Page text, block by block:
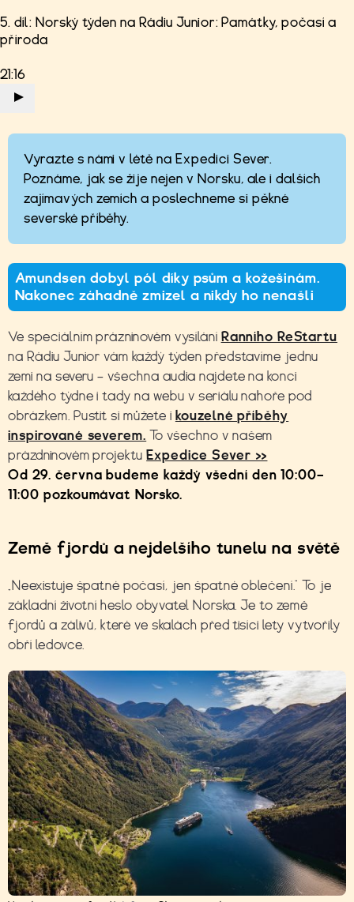
5. díl: Norský týden na Rádiu Junior: Památky, počasí a
příroda
21:16
Vyrazte s námi v létě na Expedici Sever.
Poznáme, jak se žije nejen v Norsku, ale i dalších
zajímavých zemích a poslechneme si pěkné
severské příběhy.
Amundsen dobyl pól díky psům a kožešinám.
Nakonec záhadně zmizel a nikdy ho nenašli
Ve speciálním prázninovém vysílání Ranního ReStartu
na Rádiu Junior vám každý týden představíme jednu
zemi na severu – všechna audia najdete na konci
každého týdne i tady na webu v seriálu nahoře pod
obrázkem. Pustit si můžete i kouzelné příběhy
inspirované severem. To všechno v našem
prázdninovém projektuExpedice Sever >>
Od 29. června budeme každý všední den 10:00–
11:00 pozkoumávat Norsko.
Země fjordů a nejdelšího tunelu na světě
„Neexistuje špatné počasí, jen špatné oblečení.“ To je
základní životní heslo obyvatel Norska. Je to země
fjordů a zálivů, které ve skalách před tisíci lety vytvořily
obří ledovce.